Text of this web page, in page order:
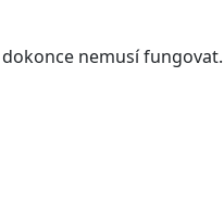
nemusí